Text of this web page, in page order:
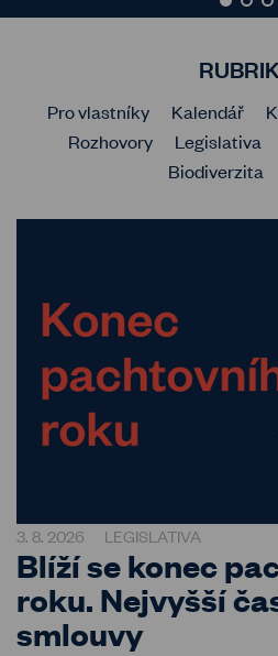
Pro vlastníky Kalendář
Rozhovory
Legislativa
Biodiverzita
3. 8. 2026 LEGISLATIVA
Blíží se konec
roku. Nejvyšší
smlouvy